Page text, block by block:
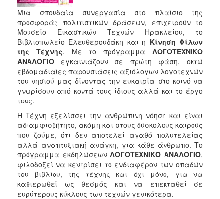
2016
2015
2012
2011
ΔΗΜΟΣ
ΠΟΛΙΤΙΣΜΟΣ
ΑΝΘΕΚΤΙΚΗ
ΠΟΛΗ
Μια σπουδαία συνεργασία στο πλαίσιο της
προσφοράς πολιτιστικών δράσεων, επιχειρούν το
Μουσείο Εικαστικών Τεχνών Ηρακλείου, το
Βιβλιοπωλείο Ελευθερουδάκη και η Κίνηση Φίλων
της Τέχνης. Με το πρόγραμμα ΛΟΓΟΤΕΧΝΙΚΟ
ΑΝΑΛΟΓΙΟ εγκαινιάζουν σε πρώτη φάση, οκτώ
εβδομαδιαίες παρου­σιάσεις αξιόλογων λογοτεχνών
του νησιού μας δίνοντας την ευκαιρία στο κοινό να
γνωρίσουν από κοντά τους ίδιους αλλά και το έργο
τους.
Η Τέχνη εξελίσσει την ανθρώπινη νόηση και είναι
αδιαμφισβήτητο, ακόμη και στους δύσκολους καιρούς
που ζούμε, ότι δεν αποτελεί αγαθό πολυτελείας
αλλά αναπτυξιακή ανάγκη, για κάθε άνθρωπο. Το
πρόγραμμα εκδηλώσεωνΛΟΓΟΤΕΧΝΙΚΟ ΑΝΑΛΟΓΙΟ,
φιλοδοξεί να κεντρίσει το ενδιαφέρον των οπα­δών
του βιβλίου, της τέχνης και όχι μόνο, για να
καθιερωθεί ως θεσμός και να επεκταθεί σε
ευρύτερους κύκλους των τεχνών γενικότερα.